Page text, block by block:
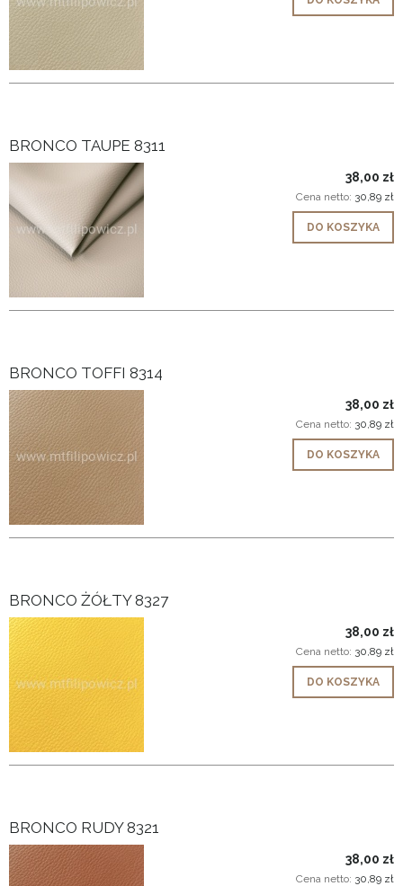
BRONCO TAUPE 8311
38,00 zł
Cena netto: 30,89 zł
DO KOSZYKA
BRONCO TOFFI 8314
38,00 zł
Cena netto: 30,89 zł
DO KOSZYKA
BRONCO ŻÓŁTY 8327
38,00 zł
Cena netto: 30,89 zł
DO KOSZYKA
BRONCO RUDY 8321
38,00 zł
Cena netto: 30,89 zł